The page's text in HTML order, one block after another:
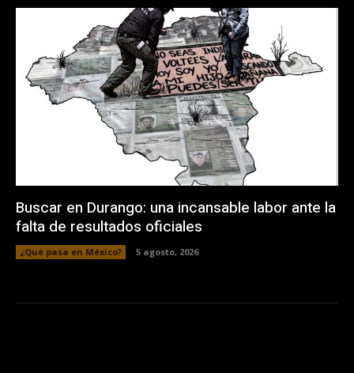
Buscar en Durango: una incansable labor ante la
falta de resultados oficiales
¿Qué pasa en México? 5 agosto, 2026